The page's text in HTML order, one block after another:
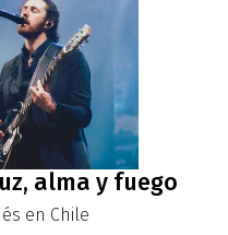
alma y fuego
en Chile